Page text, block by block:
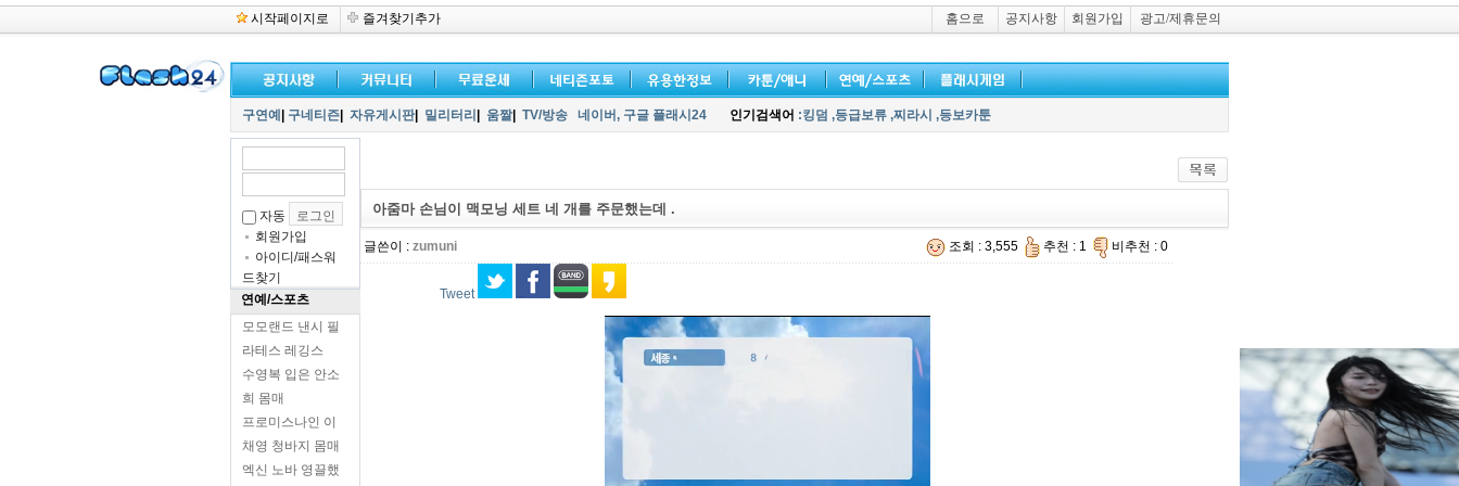
시작페이지로 즐겨찾기추가 홈으로 공지사항 회원가입 광고/제휴문의
구연예 구네티즌 자유게시판| 밀리터리 움짤| TV/방송 네이버, 구글 플래시24 인기검색어 :킹덤 ,등급보류 ,찌라시 ,등보카툰
자동
회원가입
아이디/패스워
드찾기
연예/스포츠
모모랜드 낸시 필
라테스 레깅스
수영복 입은 안소
희 몸매
프로미스나인 이
채영 청바지 몸매
엑신 노바 영끌했
아줌마 손님이 맥모닝 세트 네 개를 주문했는데 .
글쓴이 : zumuni 조회 : 3,555 추천 : 1 비추천 : 0
Tweet